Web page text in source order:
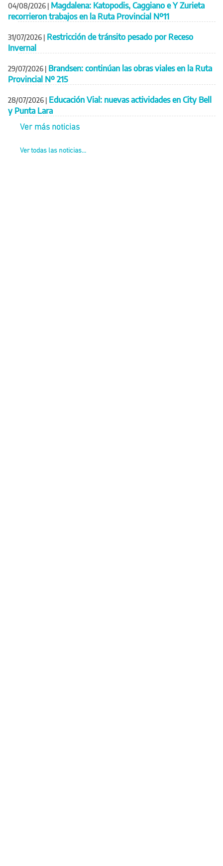
04/08/2026 | Magdalena: Katopodis, Caggiano e Y Zurieta
recorrieron trabajos en la Ruta Provincial Nº11
31/07/2026 | Restricción de tránsito pesado por Receso
Invernal
29/07/2026 | Brandsen: continúan las obras viales en la Ruta
Provincial Nº 215
28/07/2026 | Educación Vial: nuevas actividades en City Bell
y Punta Lara
Ver más noticias
Ver todas las noticias...